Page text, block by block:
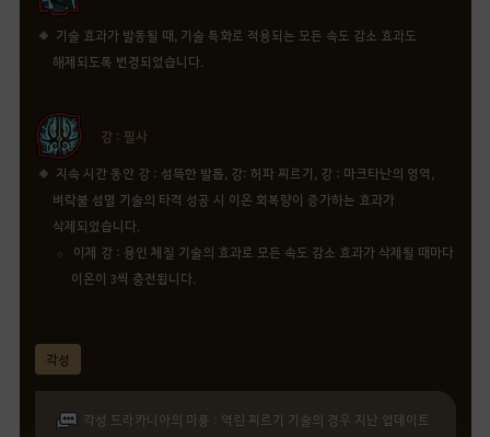
기술 효과가 발동될 때, 기술 특화로 적용되는 모든 속도 감소 효과도
해제되도록 변경되었습니다.
강 : 필사
지속 시간 동안 강 : 섬뜩한 발톱, 강: 허파 찌르기, 강 : 마크타난의 영역,
벼락불 섬멸 기술의 타격 성공 시 이온 회복량이 증가하는 효과가
삭제되었습니다.
이제 강 : 용인 체질 기술의 효과로 모든 속도 감소 효과가 삭제될 때마다
이온이 3씩 충전됩니다.
각성
각성 드라카니아의 마룡 : 역린 찌르기 기술의 경우 지난 업데이트